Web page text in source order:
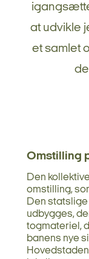
at udvikle
et samlet
Omstilling
Den
omstilling,
Den
udbygges,
togmateriel,
banens nye